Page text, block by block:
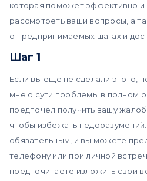
которая поможет эффективно и
рассмотреть ваши вопросы, а
о предпринимаемых шагах и
Шаг 1
Если вы еще не сделали этого,
мне о сути проблемы в полном
предпочел получить вашу
чтобы избежать
обязательным, и вы можете
телефону или при личной
предпочитаете изложить свои